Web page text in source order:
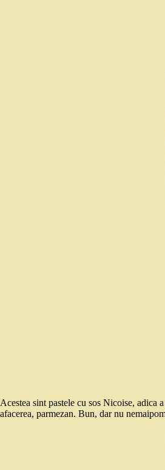
Acestea sint pastele cu sos Nicoise, adica
afacerea, parmezan. Bun, dar nu